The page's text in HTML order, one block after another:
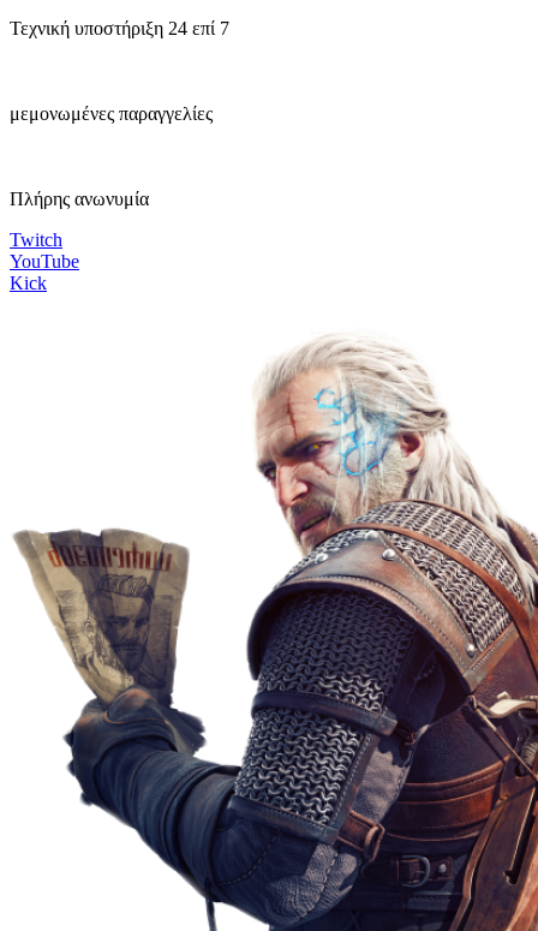
Τεχνική υποστήριξη 24 επί 7
μεμονωμένες παραγγελίες
Πλήρης ανωνυμία
Twitch
YouTube
Kick